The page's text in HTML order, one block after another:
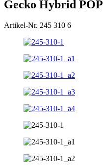
Gecko Hybrid POP
Artikel-Nr. 245 310 6